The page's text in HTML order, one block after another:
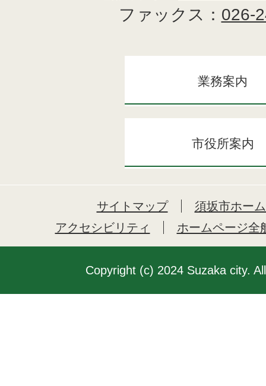
ファックス： 026-
業務案内
市役所案内
サイトマップ
須坂市ホー
アクセシビリティ
ホームページ全
Copyright (c) 2024 Suzaka city.